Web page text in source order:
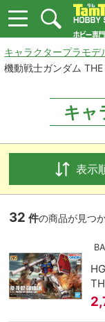
キャラクタープラモデ
機動戦士ガンダム THE
キャ
表示
32 件の商品が見つ